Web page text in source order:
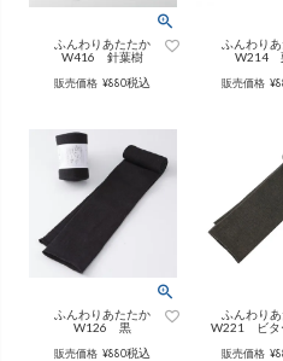
かぐらや
ベスト
ブラウス
ふんわりあたたか（無地）
（綿56%、アクリル24%、
ナイロン16%、ポリウレタン4%）
絹
ポリエステル18％、
シルク4％、ポリウレタン2%）
雑貨
ふんわりあたたか
W416 針葉樹
販売価格 ¥880税込
ふんわり
W214
販売価格 ¥
ふんわりあたたか
W126 黒
販売価格 ¥880税込
ふんわり
W221 ビタ
販売価格 ¥